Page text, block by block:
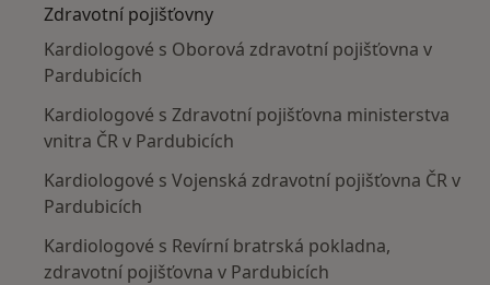
Zdravotní pojišťovny
Kardiologové s Oborová zdravotní pojišťovna v
Pardubicích
Kardiologové s Zdravotní pojišťovna ministerstva
vnitra ČR v Pardubicích
Kardiologové s Vojenská zdravotní pojišťovna ČR v
Pardubicích
Kardiologové s Revírní bratrská pokladna,
zdravotní pojišťovna v Pardubicích